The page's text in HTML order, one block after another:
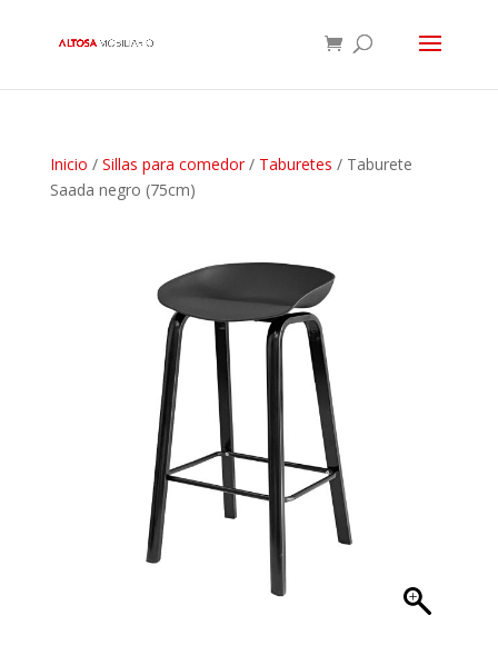
Inicio / Sillas para comedor/ Taburetes / Taburete
Saada negro (75cm)